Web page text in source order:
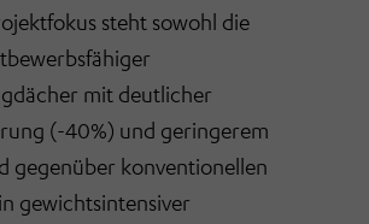
steht sowohl die
mit deutlicher
(-40%) und geringerem
gegenüber konventionellen
gewichtsintensiver